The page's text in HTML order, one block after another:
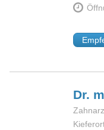
Dr.